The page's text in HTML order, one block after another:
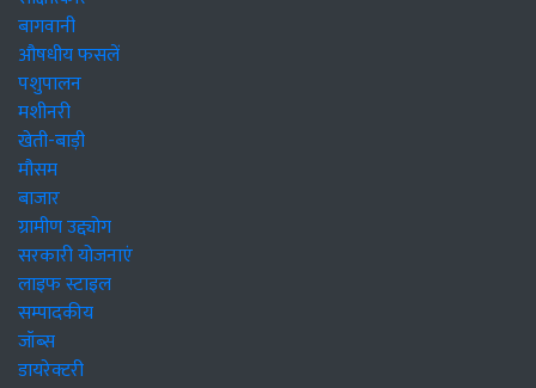
बागवानी
औषधीय फसलें
पशुपालन
मशीनरी
खेती-बाड़ी
मौसम
बाजार
ग्रामीण उद्द्योग
सरकारी योजनाएं
लाइफ स्टाइल
सम्पादकीय
जॉब्स
डायरेक्टरी